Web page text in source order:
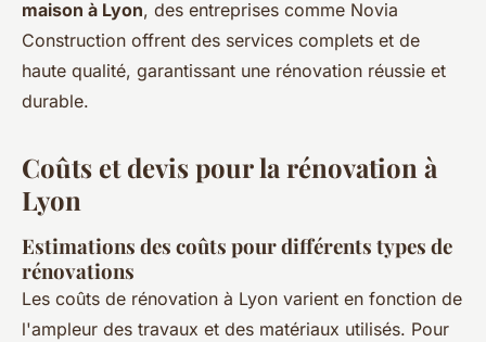
maison à Lyon, des entreprises comme Novia
Construction offrent des services complets et de
haute qualité, garantissant une rénovation réussie et
durable.
Coûts et devis pour la rénovation à
Lyon
Estimations des coûts pour différents types de
rénovations
Les coûts de rénovation à Lyon varient en fonction de
l'ampleur des travaux et des matériaux utilisés. Pour